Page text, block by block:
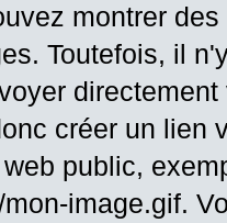
montrer
Toutefois, il
créer un lien
public,
image.gif.